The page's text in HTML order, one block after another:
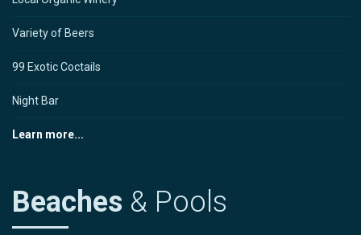
Variety of Beers
99 Exotic Coctails
Night Bar
Learn more...
Beaches & Pools